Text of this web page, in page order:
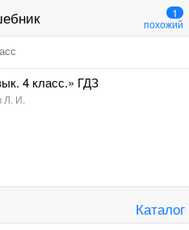
1
похожий
4 класс.» ГДЗ
Л. И.
Каталог